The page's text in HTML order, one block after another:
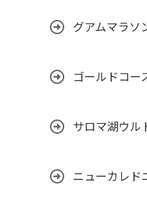
グアムマラソ
ゴールドコー
サロマ湖ウル
ニューカレド